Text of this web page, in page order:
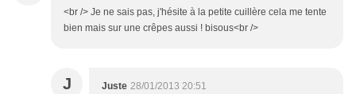
<br /> Je ne sais pas, j'hésite à la petite cuillère cela me tente
bien mais sur une crêpes aussi ! bisous<br />
J Juste 28/01/2013 20:51